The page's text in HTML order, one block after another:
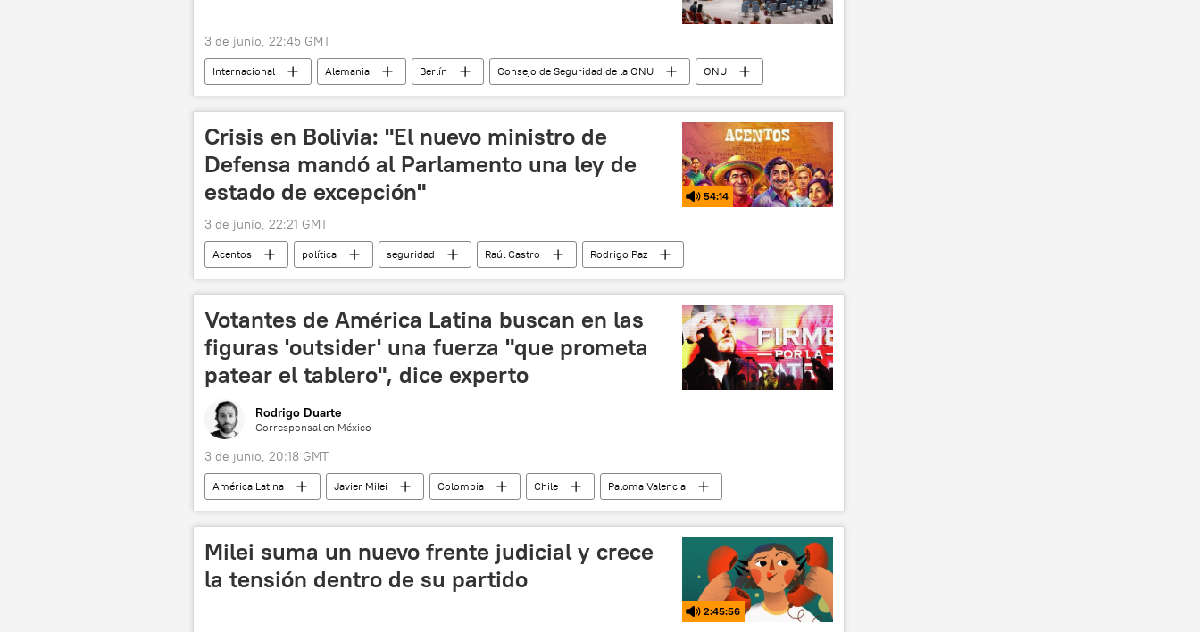
3 de junio, 22:45 GMT
Internacional Alemania Berlín Consejo de Seguridad de la ONU ONU
Crisis en Bolivia: "El nuevo ministro de
Defensa mandó al Parlamento una ley de
estado de excepción"
54:14
3 de junio, 22:21 GMT
Acentos política seguridad Raúl Castro
Rodrigo Paz
Fidel Castro
Cuba EEUU
Votantes de América Latina buscan en las
figuras 'outsider' una fuerza "que prometa
patear el tablero", dice experto
Rodrigo Duarte
Corresponsal en México
3 de junio, 20:18 GMT
América Latina Javier Milei Colombia Chile
Paloma Valencia
Horacio Rodríguez Larreta
Patricia Bullrich TikTok
José Antonio Kast
Milei suma un nuevo frente judicial y crece
la tensión dentro de su partido
2:45:56